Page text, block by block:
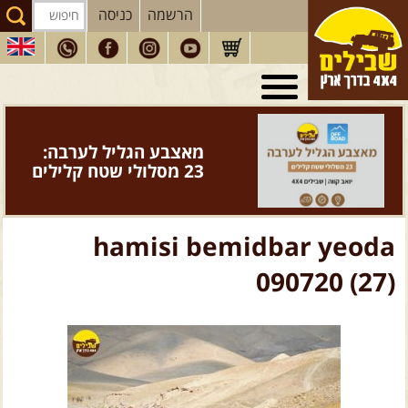
הרשמה כניסה
טיולי 4X4
בארץ
מסעות בעולם
טיוליםלרכב פנאי
הדרכותנהיגה
המדריכיםשלנו
חנותשבילים
הבלוג של יואב קווה
פודקאסט ג'יפאות
מאצבע הגליל לערבה:
23 מסלולי שטח קלילים
hamisi bemidbar yeoda
090720 (27)